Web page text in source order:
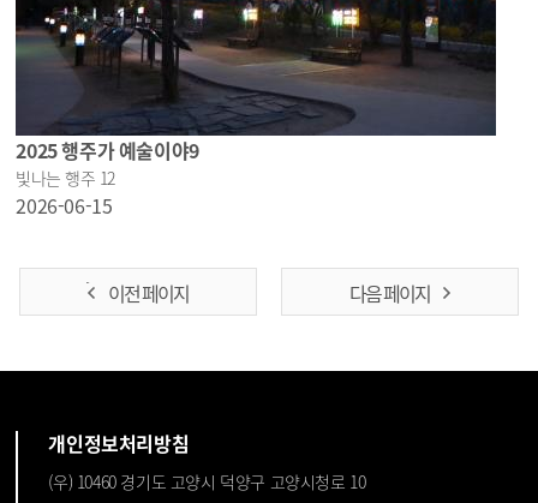
2025 행주가 예술이야9
빛나는 행주 12
2026-06-15
이전 페이지 다음 페이지
개인정보처리방침
(우) 10460 경기도 고양시 덕양구 고양시청로 10